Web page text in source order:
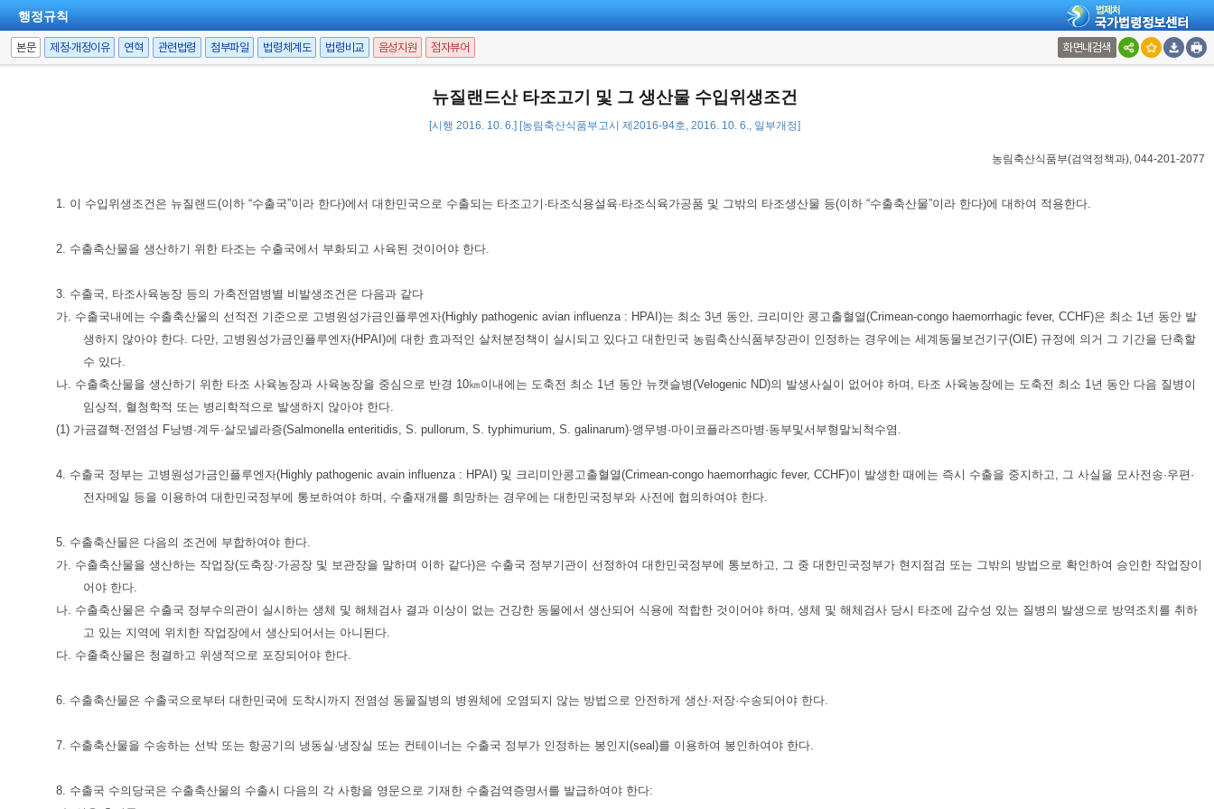
행정규칙
본문 제정·개정이유 연혁 관련법령 첨부파일 법령체계도 법령비교 음성지원 점자뷰어 화면내검색
뉴질랜드산 타조고기 및 그 생산물 수입위생조건
[시행 2016. 10. 6.] [농림축산식품부고시 제2016-94호, 2016. 10. 6., 일부개정]
농림축산식품부(검역정책과), 044-201-2077
1. 이 수입위생조건은 뉴질랜드(이하 “수출국”이라 한다)에서 대한민국으로 수출되는 타조고기·타조식용설육·타조식육가공품 및 그밖의 타조생산물 등(이하 “수출축산물”이라 한다)에 대하여 적용한다.
2. 수출축산물을 생산하기 위한 타조는 수출국에서 부화되고 사육된 것이어야 한다.
3. 수출국, 타조사육농장 등의 가축전염병별 비발생조건은 다음과 같다
가. 수출국내에는 수출축산물의 선적전 기준으로 고병원성가금인플루엔자(Highly pathogenic avian influenza : HPAI)는 최소 3년 동안, 크리미안 콩고출혈열(Crimean-congo haemorrhagic fever, CCHF)은 최소 1년 동안 발
생하지 않아야 한다. 다만, 고병원성가금인플루엔자(HPAI)에 대한 효과적인 살처분정책이 실시되고 있다고 대한민국 농림축산식품부장관이 인정하는 경우에는 세계동물보건기구(OIE) 규정에 의거 그 기간을 단축할
수 있다.
나. 수출축산물을 생산하기 위한 타조 사육농장과 사육농장을 중심으로 반경 10㎞이내에는 도축전 최소 1년 동안 뉴캣슬병(Velogenic ND)의 발생사실이 없어야 하며, 타조 사육농장에는 도축전 최소 1년 동안 다음 질병이
임상적, 혈청학적 또는 병리학적으로 발생하지 않아야 한다.
(1) 가금결핵·전염성 F낭병·계두·살모넬라증(Salmonella enteritidis, S. pullorum, S. typhimurium, S. galinarum)·앵무병·마이코플라즈마병·동부및서부형말뇌척수염.
4. 수출국 정부는 고병원성가금인플루엔자(Highly pathogenic avain influenza : HPAI) 및 크리미안콩고출혈열(Crimean-congo haemorrhagic fever, CCHF)이 발생한 때에는 즉시 수출을 중지하고, 그 사실을 모사전송·우편·
전자메일 등을 이용하여 대한민국정부에 통보하여야 하며, 수출재개를 희망하는 경우에는 대한민국정부와 사전에 협의하여야 한다.
5. 수출축산물은 다음의 조건에 부합하여야 한다.
가. 수출축산물을 생산하는 작업장(도축장·가공장 및 보관장을 말하며 이하 같다)은 수출국 정부기관이 선정하여 대한민국정부에 통보하고, 그 중 대한민국정부가 현지점검 또는 그밖의 방법으로 확인하여 승인한 작업장이
어야 한다.
나. 수출축산물은 수출국 정부수의관이 실시하는 생체 및 해체검사 결과 이상이 없는 건강한 동물에서 생산되어 식용에 적합한 것이어야 하며, 생체 및 해체검사 당시 타조에 감수성 있는 질병의 발생으로 방역조치를 취하
고 있는 지역에 위치한 작업장에서 생산되어서는 아니된다.
다. 수출축산물은 청결하고 위생적으로 포장되어야 한다.
6. 수출축산물은 수출국으로부터 대한민국에 도착시까지 전염성 동물질병의 병원체에 오염되지 않는 방법으로 안전하게 생산·저장·수송되어야 한다.
7. 수출축산물을 수송하는 선박 또는 항공기의 냉동실·냉장실 또는 컨테이너는 수출국 정부가 인정하는 봉인지(seal)를 이용하여 봉인하여야 한다.
8. 수출국 수의당국은 수출축산물의 수출시 다음의 각 사항을 영문으로 기재한 수출검역증명서를 발급하여야 한다: